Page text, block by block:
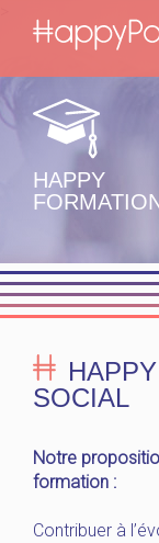
HAPPY
SOCIAL
Notre
formation :
Contribuer à